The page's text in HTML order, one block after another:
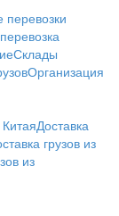
Склады
Организация
КитаяДоставка
грузов из
из